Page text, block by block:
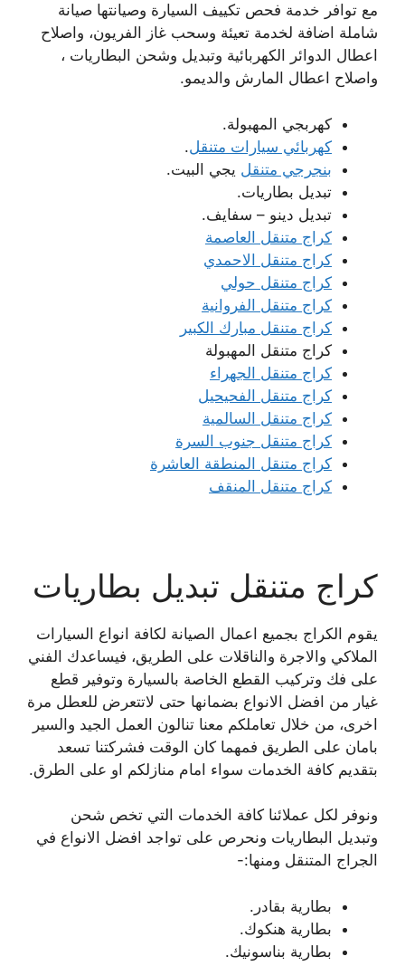
مع توافر خدمة فحص تكييف السيارة وصيانتها صيانة
شاملة اضافة لخدمة تعيئة وسحب غاز الفريون، واصلاح
اعطال الدوائر الكهربائية وتبديل وشحن البطاريات ،
واصلاح اعطال المارش والديمو.
كهربجي المهبولة.
كهربائي سيارات متنقل.
بنجرجي متنقل يجي البيت.
تبديل بطاريات.
تبديل دينو – سفايف.
كراج متنقل العاصمة
كراج متنقل الاحمدي
كراج متنقل حولي
كراج متنقل الفروانية
كراج متنقل مبارك الكبير
كراج متنقل المهبولة
كراج متنقل الجهراء
كراج متنقل الفحيحيل
كراج متنقل السالمية
كراج متنقل جنوب السرة
كراج متنقل المنطقة العاشرة
كراج متنقل المنقف
كراج متنقل تبديل بطاريات
يقوم الكراج بجميع اعمال الصيانة لكافة انواع السيارات
الملاكي والاجرة والناقلات على الطريق، فيساعدك الفني
على فك وتركيب القطع الخاصة بالسيارة وتوفير قطع
غيار من افضل الانواع بضمانها حتى لاتتعرض للعطل مرة
اخرى، من خلال تعاملكم معنا تنالون العمل الجيد والسير
بامان على الطريق فمهما كان الوقت فشركتنا تسعد
بتقديم كافة الخدمات سواء امام منازلكم او على الطرق.
ونوفر لكل عملائنا كافة الخدمات التي تخص شحن
وتبديل البطاريات ونحرص على تواجد افضل الانواع في
الجراج المتنقل ومنها:-
بطارية بقادر.
بطارية هنكوك.
بطارية بناسونيك.